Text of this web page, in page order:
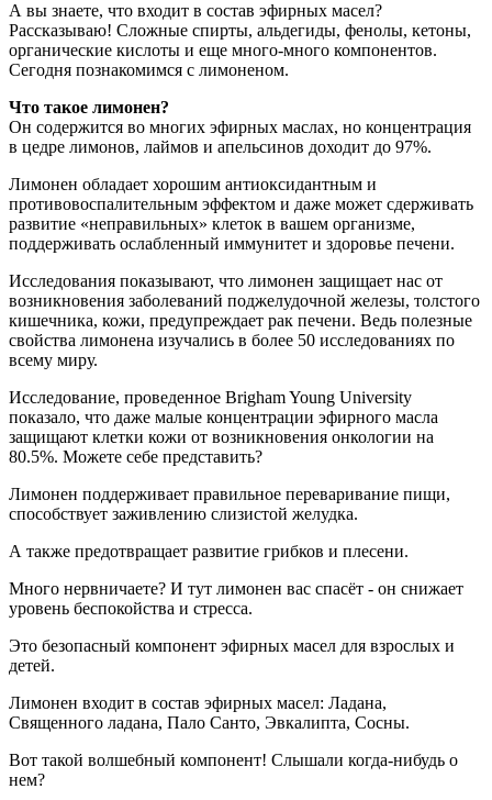
А вы знаете, что входит в состав эфирных масел?
Рассказываю! Сложные спирты, альдегиды, фенолы, кетоны,
органические кислоты и еще много-много компонентов.
Сегодня познакомимся с лимоненом.
Что такое лимонен?
Он содержится во многих эфирных маслах, но концентрация
в цедре лимонов, лаймов и апельсинов доходит до 97%.
Лимонен обладает хорошим антиоксидантным и
противовоспалительным эффектом и даже может сдерживать
развитие «неправильных» клеток в вашем организме,
поддерживать ослабленный иммунитет и здоровье печени.
Исследования показывают, что лимонен защищает нас от
возникновения заболеваний поджелудочной железы, толстого
кишечника, кожи, предупреждает рак печени. Ведь полезные
свойства лимонена изучались в более 50 исследованиях по
всему миру.
Исследование, проведенное Brigham Young University
показало, что даже малые концентрации эфирного масла
защищают клетки кожи от возникновения онкологии на
80.5%. Можете себе представить?
Лимонен поддерживает правильное переваривание пищи,
способствует заживлению слизистой желудка.
А также предотвращает развитие грибков и плесени.
Много нервничаете? И тут лимонен вас спасёт - он снижает
уровень беспокойства и стресса.
Это безопасный компонент эфирных масел для взрослых и
детей.
Лимонен входит в состав эфирных масел: Ладана,
Священного ладана, Пало Санто, Эвкалипта, Сосны.
Вот такой волшебный компонент! Слышали когда-нибудь о
нем?